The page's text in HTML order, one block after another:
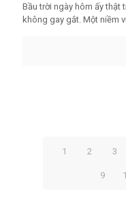
Bầu trời ngày hôm ấy thật
không gay gắt. Một niềm
1 2 3
9